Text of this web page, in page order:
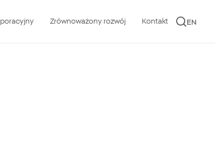
Zrównoważony rozwój Kontakt EN